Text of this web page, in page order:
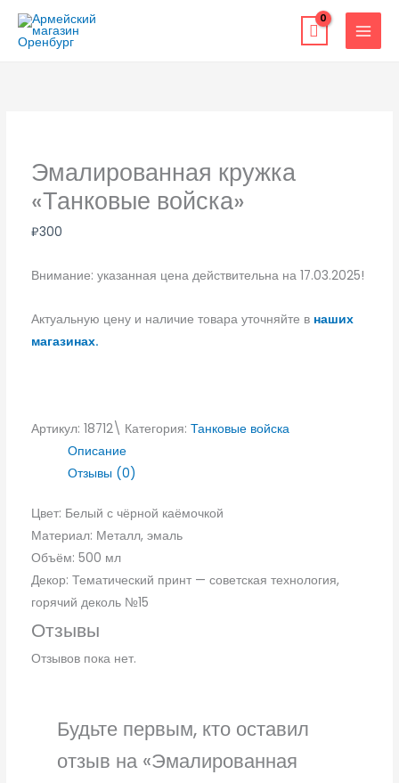
Перейти
содержимому
Эмалированная кружка
«Танковые войска»
₽300
Внимание: указанная цена действительна на 17.03.2025!
Актуальную цену и наличие товара уточняйте в наших
магазинах.
Артикул: 18712\ Категория: Танковые войска
Описание
Отзывы (0)
Цвет: Белый с чёрной каёмочкой
Материал: Металл, эмаль
Объём: 500 мл
Декор: Тематический принт — советская технология,
горячий деколь №15
Отзывы
Отзывов пока нет.
Будьте первым, кто оставил
отзыв на «Эмалированная